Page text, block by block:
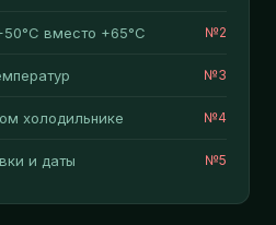
вместо +65°C №2
№3
холодильнике №4
и даты №5